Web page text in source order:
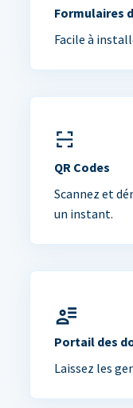
Formulaires
Facile à
QR Codes
Scannez et
un instant.
Portail des
Laissez les